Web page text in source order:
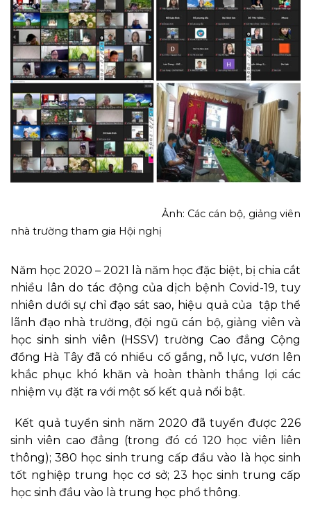
Ảnh: Các cán bộ, giảng viên
nhà trường tham gia Hội nghị
Năm học 2020 – 2021 là năm học đặc biệt, bị chia cắt
nhiều lân do tác động của dịch bệnh Covid-19, tuy
nhiên dưới sự chỉ đạo sát sao, hiệu quả của tập thể
lãnh đạo nhà trường, đội ngũ cán bộ, giảng viên và
học sinh sinh viên (HSSV) trường Cao đẳng Cộng
đồng Hà Tây đã có nhiều cố gắng, nỗ lực, vươn lên
khắc phục khó khăn và hoàn thành thắng lợi các
nhiệm vụ đặt ra với một số kết quả nổi bật.
Kết quả tuyển sinh năm 2020 đã tuyển được 226
sinh viên cao đẳng (trong đó có 120 học viên liên
thông); 380 học sinh trung cấp đầu vào là học sinh
tốt nghiệp trung học cơ sở; 23 học sinh trung cấp
học sinh đầu vào là trung học phổ thông.